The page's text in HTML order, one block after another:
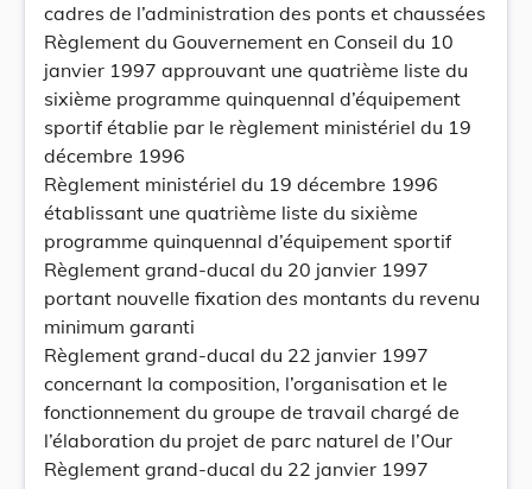
cadres de l’administration des ponts et chaussées
Règlement du Gouvernement en Conseil du 10
janvier 1997 approuvant une quatrième liste du
sixième programme quinquennal d’équipement
sportif établie par le règlement ministériel du 19
décembre 1996
Règlement ministériel du 19 décembre 1996
établissant une quatrième liste du sixième
programme quinquennal d’équipement sportif
Règlement grand-ducal du 20 janvier 1997
portant nouvelle fixation des montants du revenu
minimum garanti
Règlement grand-ducal du 22 janvier 1997
concernant la composition, l’organisation et le
fonctionnement du groupe de travail chargé de
l’élaboration du projet de parc naturel de l’Our
Règlement grand-ducal du 22 janvier 1997